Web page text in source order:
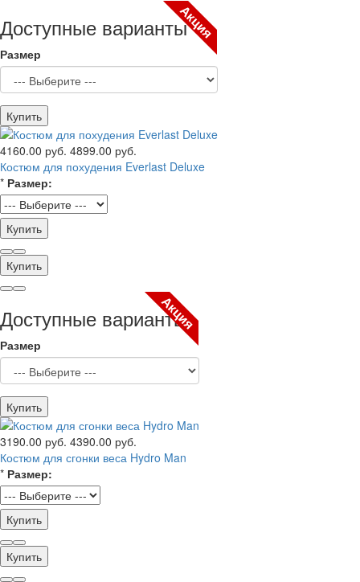
Доступные варианты
Размер
Купить
Акция
4160.00 руб. 4899.00 руб.
Костюм для похудения Everlast Deluxe
* Размер:
Купить
Купить
Доступные варианты
Размер
Купить
Акция
3190.00 руб. 4390.00 руб.
Костюм для сгонки веса Hydro Man
* Размер:
Купить
Купить